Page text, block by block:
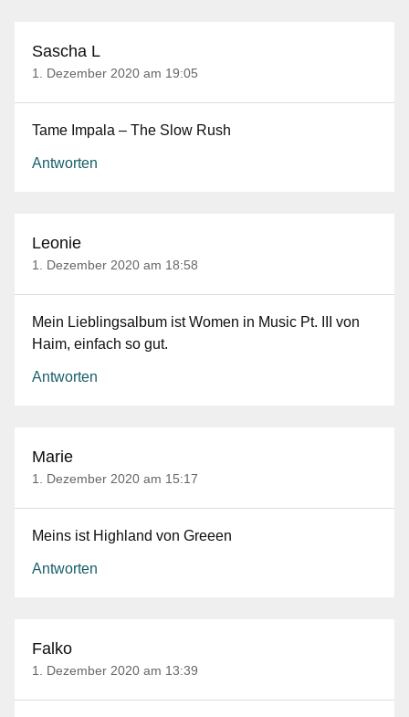
Sascha L
1. Dezember 2020 am 19:05
Tame Impala – The Slow Rush
Antworten
Leonie
1. Dezember 2020 am 18:58
Mein Lieblingsalbum ist Women in Music Pt. III von
Haim, einfach so gut.
Antworten
Marie
1. Dezember 2020 am 15:17
Meins ist Highland von Greeen
Antworten
Falko
1. Dezember 2020 am 13:39